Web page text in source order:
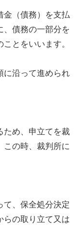
金（債務）を支払
、債務の一部分を
とをいいます。
に沿って進められ
ため、申立てを裁
この時、裁判所に
て、保全処分決定
らの取り立て又は